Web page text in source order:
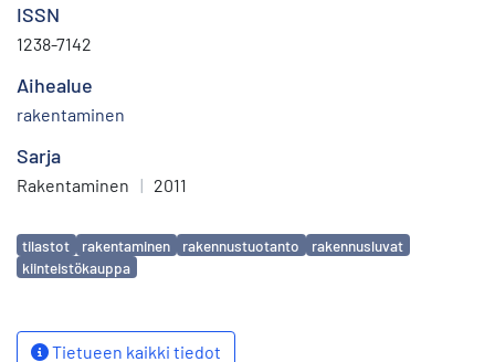
ISSN
1238-7142
Aihealue
rakentaminen
Sarja
Rakentaminen | 2011
Avainsanat
tilastot rakentaminen rakennustuotanto
rakennusluvat
kiinteistökauppa
Tietueen kaikki tiedot